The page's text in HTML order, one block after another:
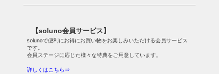
【soluno会員サービス】
solunoで便利にお得にお買い物をお楽しみいただける会員サービス
です。
会員ステージに応じた様々な特典をご用意しています。
詳しくはこちら⇒